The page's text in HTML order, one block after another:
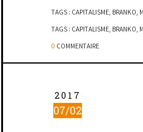
TAGS : CAPITALISME, BRANKO,
TAGS : CAPITALISME, BRANKO,
0 COMMENTAIRE
2017
07/02